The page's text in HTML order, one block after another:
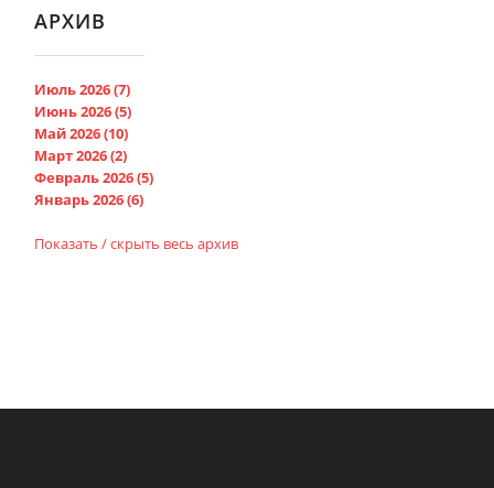
АРХИВ
Июль 2026 (7)
Июнь 2026 (5)
Май 2026 (10)
Март 2026 (2)
Февраль 2026 (5)
Январь 2026 (6)
Показать / скрыть весь архив